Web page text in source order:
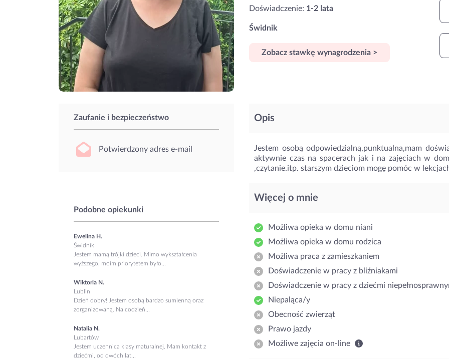
Doświadczenie: 1-2 lata
Świdnik
Zobacz stawkę wynagrodzenia >
Zaufanie i bezpieczeństwo
Potwierdzony adres e-mail
Podobne opiekunki
Ewelina H.
Świdnik
Jestem mamą trójki dzieci. Mimo wykształcenia
wyższego, moim priorytetem było...
Wiktoria N.
Lublin
Dzień dobry! Jestem osobą bardzo sumienną oraz
zorganizowaną. Na codzień...
Natalia N.
Lubartów
Jestem uczennica klasy maturalnej. Mam kontakt z
dziećmi, od dwóch lat...
Opis
Jestem osobą odpowiedzialną,punktualna,mam
aktywnie czas na spacerach jak i na zajęciach w
,czytanie.itp. starszym dzieciom mogę pomóc w
Więcej o mnie
Możliwa opieka w domu niani
Możliwa opieka w domu rodzica
Możliwa praca z zamieszkaniem
Doświadczenie w pracy z bliźniakami
Doświadczenie w pracy z dziećmi
Niepaląca/y
Obecność zwierząt
Prawo jazdy
Możliwe zajęcia on-line